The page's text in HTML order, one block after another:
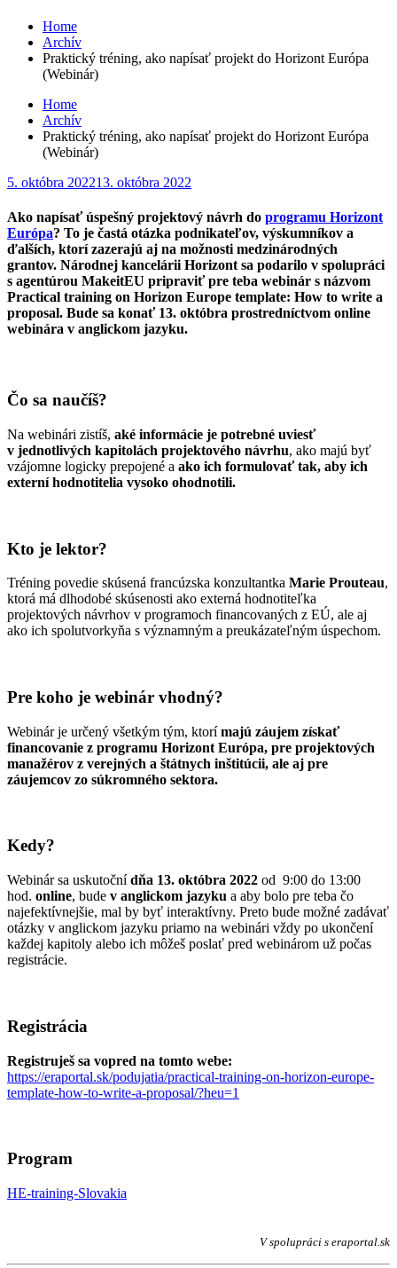
Home
Archív
Praktický tréning, ako napísať projekt do Horizont Európa
(Webinár)
Home
Archív
Praktický tréning, ako napísať projekt do Horizont Európa
(Webinár)
Posted
5. októbra 202213. októbra 2022
Ako napísať úspešný projektový návrh do programu Horizont
Európa? To je častá otázka podnikateľov, výskumníkov a
ďalších, ktorí zazerajú aj na možnosti medzinárodných
grantov. Národnej kancelárii Horizont sa podarilo v spolupráci
s agentúrou MakeitEU pripraviť pre teba webinár s názvom
Practical training on Horizon Europe template: How to write a
proposal. Bude sa konať 13. októbra prostredníctvom online
webinára v anglickom jazyku.
Čo sa naučíš?
Na webinári zistíš, aké informácie je potrebné uviesť
v jednotlivých kapitolách projektového návrhu, ako majú byť
vzájomne logicky prepojené a ako ich formulovať tak, aby ich
externí hodnotitelia vysoko ohodnotili.
Kto je lektor?
Tréning povedie skúsená francúzska konzultantka Marie Prouteau,
ktorá má dlhodobé skúsenosti ako externá hodnotiteľka
projektových návrhov v programoch financovaných z EÚ, ale aj
ako ich spolutvorkyňa s významným a preukázateľným úspechom.
Pre koho je webinár vhodný?
Webinár je určený všetkým tým, ktorímajú záujem získať
financovanie z programu Horizont Európa, pre projektových
manažérov z verejných a štátnych inštitúcii, ale aj pre
záujemcov zo súkromného sektora.
Kedy?
Webinár sa uskutočnídňa 13. októbra 2022 od 9:00 do 13:00
hod. online, bude v anglickom jazyku a aby bolo pre teba čo
najefektívnejšie, mal by byť interaktívny. Preto bude možné zadávať
otázky v anglickom jazyku priamo na webinári vždy po ukončení
každej kapitoly alebo ich môžeš poslať pred webinárom už počas
registrácie.
Registrácia
Registruješ sa vopred na tomto webe:
https://eraportal.sk/podujatia/practical-training-on-horizon-europe-
template-how-to-write-a-proposal/?heu=1
Program
HE-training-Slovakia
V spolupráci s eraportal.sk